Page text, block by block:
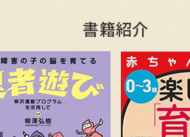
書籍紹介